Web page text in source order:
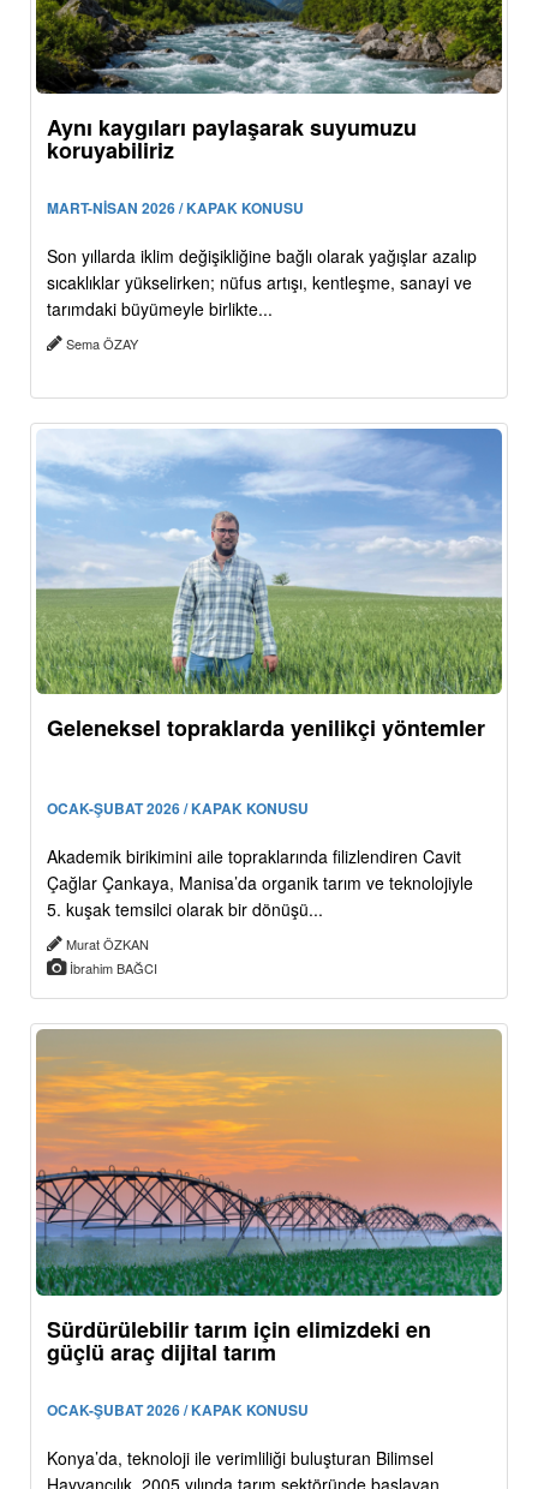
Aynı kaygıları paylaşarak suyumuzu
koruyabiliriz
MART-NİSAN 2026 / KAPAK KONUSU
Son yıllarda iklim değişikliğine bağlı olarak yağışlar azalıp
sıcaklıklar yükselirken; nüfus artışı, kentleşme, sanayi ve
tarımdaki büyümeyle birlikte...
Sema ÖZAY
Geleneksel topraklarda yenilikçi yöntemler
OCAK-ŞUBAT 2026 / KAPAK KONUSU
Akademik birikimini aile topraklarında filizlendiren Cavit
Çağlar Çankaya, Manisa’da organik tarım ve teknolojiyle
5. kuşak temsilci olarak bir dönüşü...
Murat ÖZKAN
İbrahim BAĞCI
Sürdürülebilir tarım için elimizdeki en
güçlü araç dijital tarım
OCAK-ŞUBAT 2026 / KAPAK KONUSU
Konya’da, teknoloji ile verimliliği buluşturan Bilimsel
Hayvancılık, 2005 yılında tarım sektöründe başlayan